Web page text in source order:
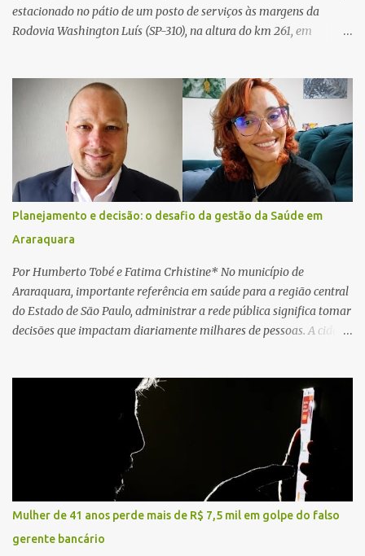
estacionado no pátio de um posto de serviços às margens da
Rodovia Washington Luís (SP-310), na altura do km 261, em
relatos de que havia um condutor inconsciente dentro de um
caminhão. Equipes de resgate foram rapidamente deslocadas ao
local e encontraram a vítima em parada cardiorrespiratória. Os
socorristas iniciaram imediatamente as manobras de reanimação
cardiopulmonar (RCP), porém, apesar de todos os esforços, o
motorista não respondeu aos procedimentos. Às 17h03, médicos
da Unidade de Suporte Avançado constataram o óbito da vítima.
Fonte: São Carlos Agora
Planejamento e decisão: o desafio da gestão da Saúde em
Araraquara
Por Humberto Tobé e Fatima Crhistine* No município de
Araraquara, importante referência em saúde para a região central
do Estado de São Paulo, administrar a rede pública significa tomar
decisões que impactam diariamente milhares de pessoas. A cidade
município, mas também de diversas cidades do entorno,
ampliando significativamente a responsabilidade da gestão sobre
o Sistema Único de Saúde (SUS). Nos últimos anos, o Governo
Federal tem ampliado investimentos destinados ao fortalecimento
da atenção básica, da infraestrutura hospitalar e da
regionalização dos serviços de saúde. Entretanto, em um cenário
de demandas crescentes e recursos necessariamente limitados, a
principal missão da gestão pública não é apenas investir mais,
mas decidir melhor onde investir para produzir o maior benefício
Mulher de 41 anos perde mais de R$ 7,5 mil em golpe do falso
gerente bancário